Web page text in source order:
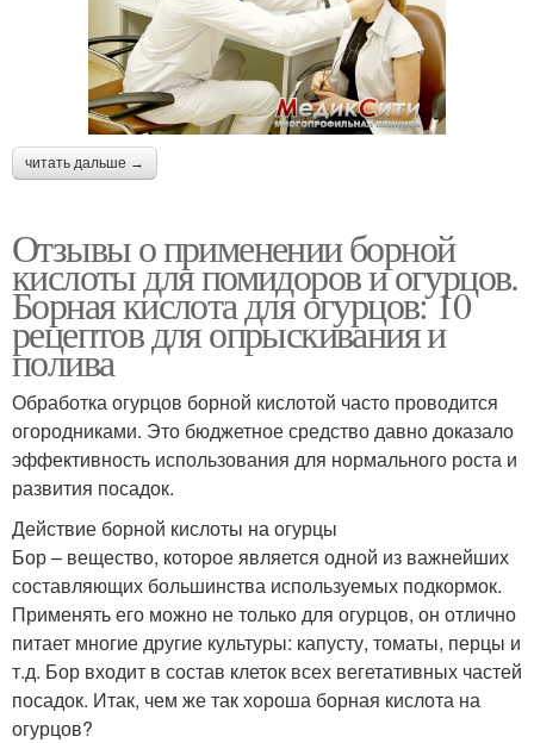
читать дальше →
Отзывы о применении борной
кислоты для помидоров и огурцов.
Борная кислота для огурцов: 10
рецептов для опрыскивания и
полива
Обработка огурцов борной кислотой часто проводится
огородниками. Это бюджетное средство давно доказало
эффективность использования для нормального роста и
развития посадок.
Действие борной кислоты на огурцы
Бор – вещество, которое является одной из важнейших
составляющих большинства используемых подкормок.
Применять его можно не только для огурцов, он отлично
питает многие другие культуры: капусту, томаты, перцы и
т.д. Бор входит в состав клеток всех вегетативных частей
посадок. Итак, чем же так хороша борная кислота на
огурцов?